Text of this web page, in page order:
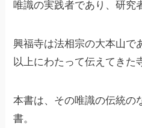
唯識の実践者であり、研究
興福寺は法相宗の大本山で
以上にわたって伝えてきた
本書は、その唯識の伝統の
書。